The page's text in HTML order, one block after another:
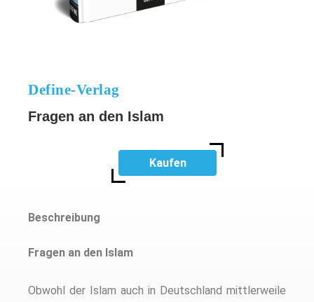
Define-Verlag
Fragen an den Islam
Kaufen
Beschreibung
Fragen an den Islam
Obwohl der Islam auch in Deutschland mittlerweile